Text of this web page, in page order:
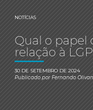
NOTÍCIAS
Qual o papel
relação à
30 DE SETEMBRO DE 2024
Publicado porFernando Olivan